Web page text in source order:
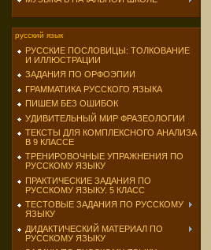
русский язык
РУССКИЕ ПОСЛОВИЦЫ: ТОЛКОВАНИЕ
И ИЛЛЮСТРАЦИИ
ЗАДАНИЯ ПО ОРФОЭПИИ
ГРАММАТИКА РУССКОГО ЯЗЫКА
ПИШЕМ БЕЗ ОШИБОК
УДИВИТЕЛЬНЫЙ МИР ФРАЗЕОЛОГИИ
ТЕКСТЫ ДЛЯ КОМПЛЕКСНОГО АНАЛИЗА
В 9 КЛАССЕ
ТРЕНИРОВОЧНЫЕ УПРАЖНЕНИЯ ПО
РУССКОМУ ЯЗЫКУ
ПРАКТИЧЕСКИЕ ЗАДАНИЯ ПО
РУССКОМУ ЯЗЫКУ. 5 КЛАСС
ТЕСТОВЫЕ ЗАДАНИЯ ПО РУССКОМУ
ЯЗЫКУ
ДИДАКТИЧЕСКИЙ МАТЕРИАЛ ПО
РУССКОМУ ЯЗЫКУ